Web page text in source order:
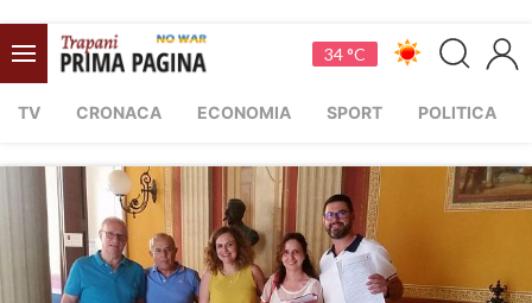
34 °C
TV CRONACA ECONOMIA SPORT POLITICA